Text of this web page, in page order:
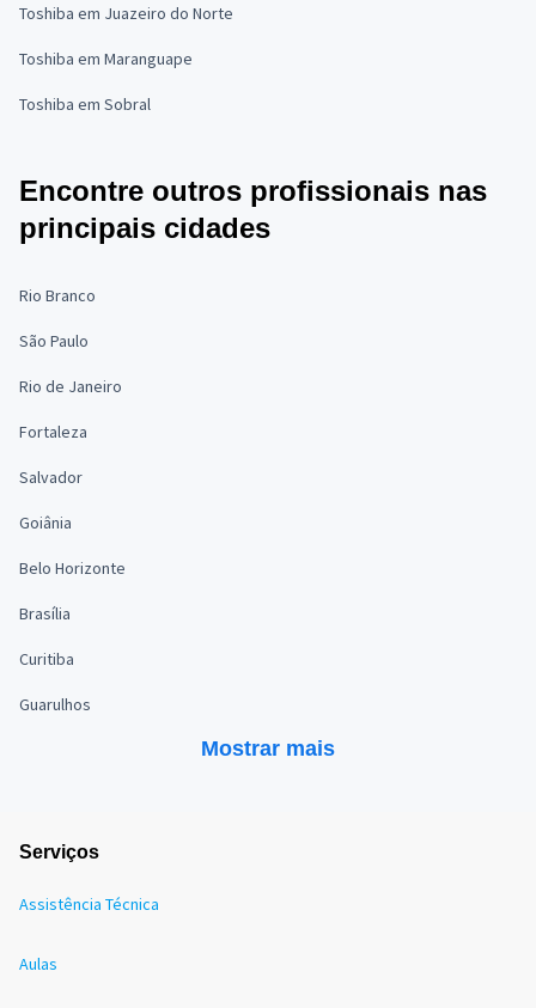
Toshiba em Juazeiro do Norte
Toshiba em Maranguape
Toshiba em Sobral
Encontre outros profissionais nas
principais cidades
Rio Branco
São Paulo
Rio de Janeiro
Fortaleza
Salvador
Goiânia
Belo Horizonte
Brasília
Curitiba
Guarulhos
Mostrar mais
Serviços
Assistência Técnica
Aulas